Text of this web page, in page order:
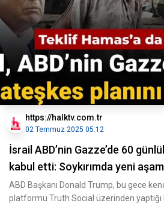
https://halktv.com.tr
02 Temmuz 2025 05:12
İsrail ABD’nin Gazze’de 60
kabul etti: Soykırımda yeni
ABD Başkanı Donald Trump, bu gece
platformu Truth Social üzerinden yaptığı